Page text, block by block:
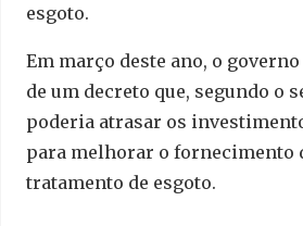
esgoto.
Em março deste ano, o
de um decreto que, segundo o
poderia atrasar os
para melhorar o fornecimento
tratamento de esgoto.